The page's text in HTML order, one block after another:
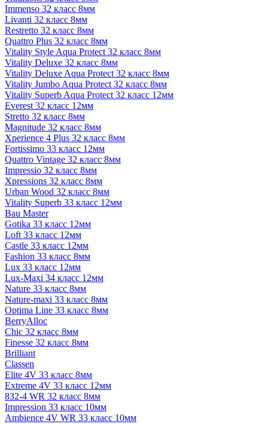
Immenso 32 класс 8мм
Livanti 32 класс 8мм
Restretto 32 класс 8мм
Quattro Plus 32 класс 8мм
Vitality Style Aqua Protect 32 класс 8мм
Vitality Deluxe 32 класс 8мм
Vitality Deluxe Aqua Protect 32 класс 8мм
Vitality Jumbo Aqua Protect 32 класс 8мм
Vitality Superb Aqua Protect 32 класс 12мм
Everest 32 класс 12мм
Stretto 32 класс 8мм
Magnitude 32 класс 8мм
Xperience 4 Plus 32 класс 8мм
Fortissimo 33 класс 12мм
Quattro Vintage 32 класс 8мм
Impressio 32 класс 8мм
Xpressions 32 класс 8мм
Urban Wood 32 класс 8мм
Vitality Superb 33 класс 12мм
Bau Master
Gotika 33 класс 12мм
Loft 33 класс 12мм
Castle 33 класс 12мм
Fashion 33 класс 8мм
Lux 33 класс 12мм
Lux-Maxi 34 класс 12мм
Nature 33 класс 8мм
Nature-maxi 33 класс 8мм
Optima Line 33 класс 8мм
BerryAlloc
Chic 32 класс 8мм
Finesse 32 класс 8мм
Brilliant
Classen
Elite 4V 33 класс 8мм
Extreme 4V 33 класс 12мм
832-4 WR 32 класс 8мм
Impression 33 класс 10мм
Ambience 4V WR 33 класс 10мм